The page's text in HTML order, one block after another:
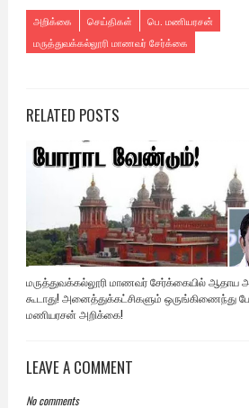
அறிக்கை செய்திகள்
பெ. மணியரசன்
மருத்துவக்கல்லூரி மாணவர் சேர்க்கை
RELATED POSTS
மருத்துவக்கல்லூரி மாணவர் சேர்க்கையில் ஆதாய
கூடாது! அனைத்துக்கட்சிகளும் ஒருங்கிணைந்து
மணியரசன் அறிக்கை!
LEAVE A COMMENT
No comments